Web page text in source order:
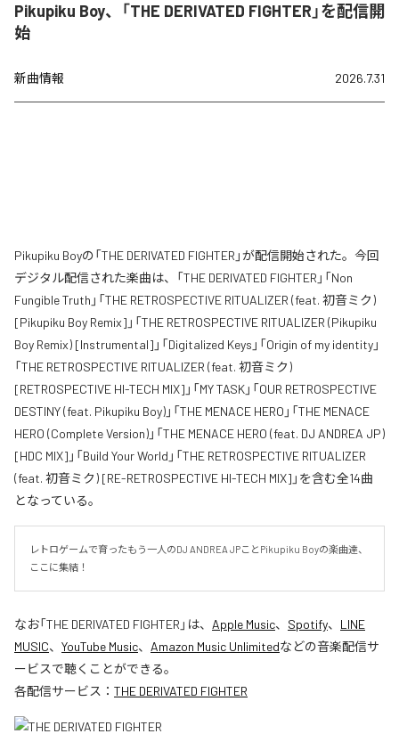
Pikupiku Boy、「THE DERIVATED FIGHTER」を配信開
始
新曲情報 2026.7.31
Pikupiku Boyの「THE DERIVATED FIGHTER」が配信開始された。今回
デジタル配信された楽曲は、「THE DERIVATED FIGHTER」「Non
Fungible Truth」「THE RETROSPECTIVE RITUALIZER (feat. 初音ミク)
[Pikupiku Boy Remix]」「THE RETROSPECTIVE RITUALIZER (Pikupiku
Boy Remix) [Instrumental]」「Digitalized Keys」「Origin of my identity」
「THE RETROSPECTIVE RITUALIZER (feat. 初音ミク)
[RETROSPECTIVE HI-TECH MIX]」「MY TASK」「OUR RETROSPECTIVE
DESTINY (feat. Pikupiku Boy)」「THE MENACE HERO」「THE MENACE
HERO (Complete Version)」「THE MENACE HERO (feat. DJ ANDREA JP)
[HDC MIX]」「Build Your World」「THE RETROSPECTIVE RITUALIZER
(feat. 初音ミク) [RE-RETROSPECTIVE HI-TECH MIX]」を含む全14曲
となっている。
レトロゲームで育ったもう一人のDJ ANDREA JPことPikupiku Boyの楽曲達、
ここに集結！
なお「THE DERIVATED FIGHTER 」は、 Apple Music、 Spotify、 LINE
MUSIC、 YouTube Music、 Amazon Music Unlimitedなどの音楽配信サ
ービスで聴くことができる。
各配信サービス： THE DERIVATED FIGHTER